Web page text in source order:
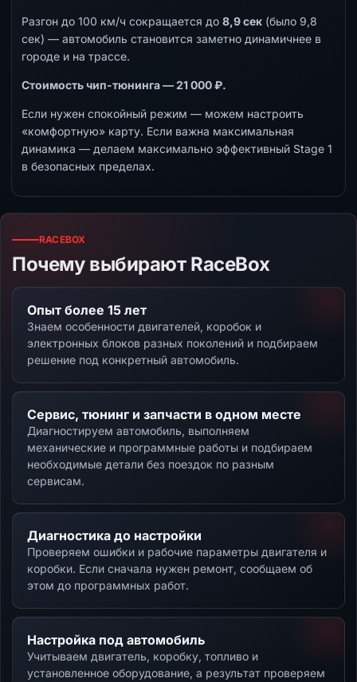
Разгон до 100 км/ч сокращается до 8,9 сек (было 9,8
сек) — автомобиль становится заметно динамичнее в
городе и на трассе.
Стоимость чип-тюнинга — 21 000 ₽.
Если нужен спокойный режим — можем настроить
«комфортную» карту. Если важна максимальная
динамика — делаем максимально эффективный Stage 1
в безопасных пределах.
RACEBOX
Почему выбирают RaceBox
Опыт более 15 лет
Знаем особенности двигателей, коробок и
электронных блоков разных поколений и подбираем
решение под конкретный автомобиль.
Сервис, тюнинг и запчасти в одном месте
Диагностируем автомобиль, выполняем
механические и программные работы и подбираем
необходимые детали без поездок по разным
сервисам.
Диагностика до настройки
Проверяем ошибки и рабочие параметры двигателя и
коробки. Если сначала нужен ремонт, сообщаем об
этом до программных работ.
Настройка под автомобиль
Учитываем двигатель, коробку, топливо и
установленное оборудование, а результат проверяем